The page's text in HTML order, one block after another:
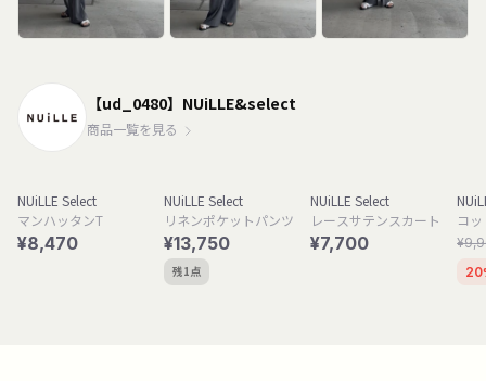
【ud_0480】NUiLLE&select
商品一覧を見る
NUiLLE Select
マンハッタンT
¥8,470
NUiLLE Select
リネンポケットパンツ
¥13,750
残1点
NUiLLE Select
レースサテンスカート
¥7,700
コ
20